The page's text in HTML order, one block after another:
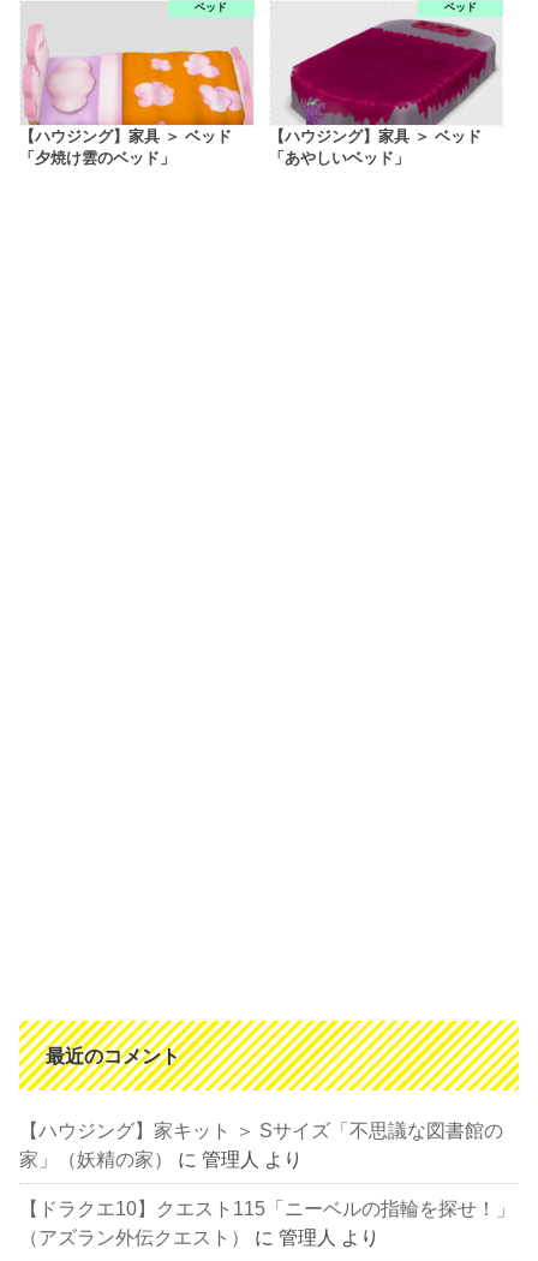
ベッド
【ハウジング】家具 ＞ ベッド
「夕焼け雲のベッド」
ベッド
【ハウジング】家具 ＞ ベッド
「あやしいベッド」
最近のコメント
【ハウジング】家キット ＞ Sサイズ「不思議な図書館の
家」（妖精の家）
に管理人 より
【ドラクエ10】クエスト115「ニーベルの指輪を探せ！」
（アズラン外伝クエスト）
に管理人 より